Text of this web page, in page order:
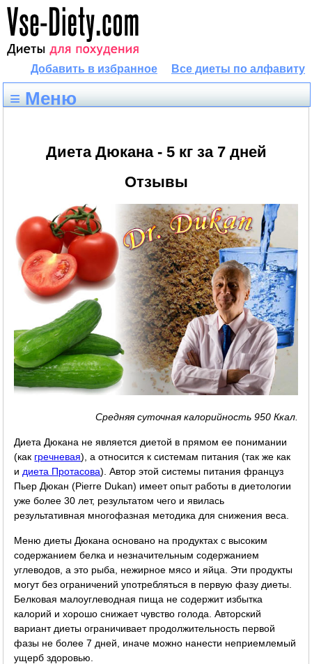
Все диеты по алфавиту
Добавить в избранное
≡ Меню
Диета Дюкана - 5 кг за 7 дней
Отзывы
Средняя суточная калорийность 950 Ккал.
Диета Дюкана не является диетой в прямом ее понимании
(как гречневая), а относится к системам питания (так же как
и диета Протасова). Автор этой системы питания француз
Пьер Дюкан (Pierre Dukan) имеет опыт работы в диетологии
уже более 30 лет, результатом чего и явилась
результативная многофазная методика для снижения веса.
Меню диеты Дюкана основано на продуктах с высоким
содержанием белка и незначительным содержанием
углеводов, а это рыба, нежирное мясо и яйца. Эти продукты
могут без ограничений употребляться в первую фазу диеты.
Белковая малоуглеводная пища не содержит избытка
калорий и хорошо снижает чувство голода. Авторский
вариант диеты ограничивает продолжительность первой
фазы не более 7 дней, иначе можно нанести неприемлемый
ущерб здоровью.